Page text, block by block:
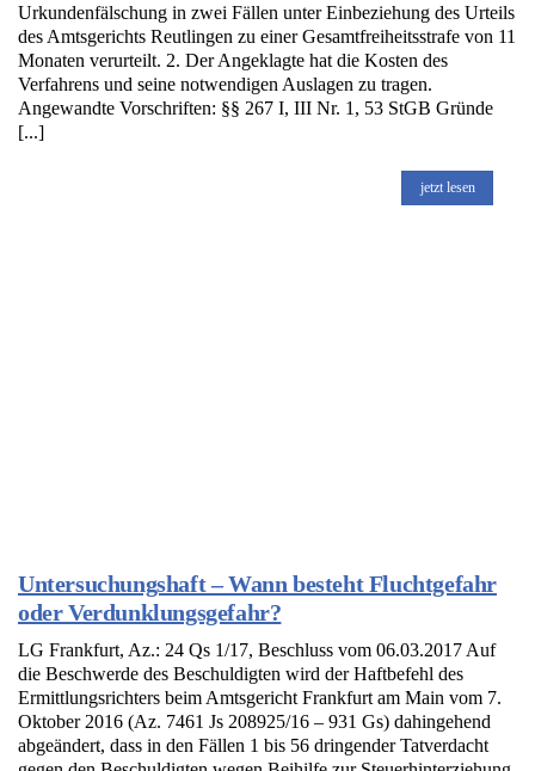
Urkundenfälschung in zwei Fällen unter Einbeziehung des Urteils
des Amtsgerichts Reutlingen zu einer Gesamtfreiheitsstrafe von 11
Monaten verurteilt. 2. Der Angeklagte hat die Kosten des
Verfahrens und seine notwendigen Auslagen zu tragen.
Angewandte Vorschriften: §§ 267 I, III Nr. 1, 53 StGB Gründe
[...]
jetzt lesen
Untersuchungshaft – Wann besteht Fluchtgefahr
oder Verdunklungsgefahr?
LG Frankfurt, Az.: 24 Qs 1/17, Beschluss vom 06.03.2017 Auf
die Beschwerde des Beschuldigten wird der Haftbefehl des
Ermittlungsrichters beim Amtsgericht Frankfurt am Main vom 7.
Oktober 2016 (Az. 7461 Js 208925/16 – 931 Gs) dahingehend
abgeändert, dass in den Fällen 1 bis 56 dringender Tatverdacht